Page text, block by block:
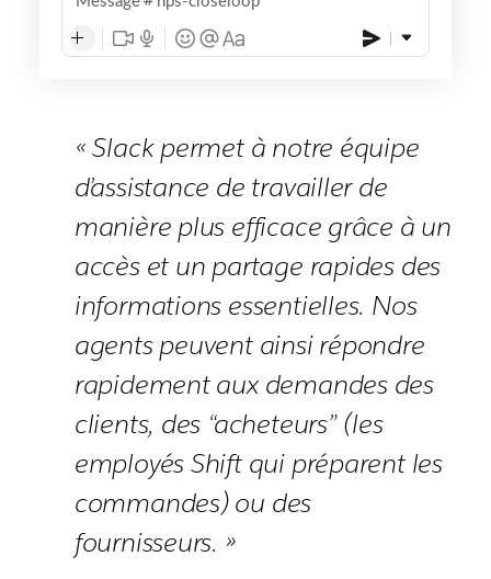
« Slack permet à notre équipe
d’assistance de travailler de
manière plus efficace grâce à un
accès et un partage rapides des
informations essentielles. Nos
agents peuvent ainsi répondre
rapidement aux demandes des
clients, des “acheteurs” (les
employés Shift qui préparent les
commandes) ou des
fournisseurs. »